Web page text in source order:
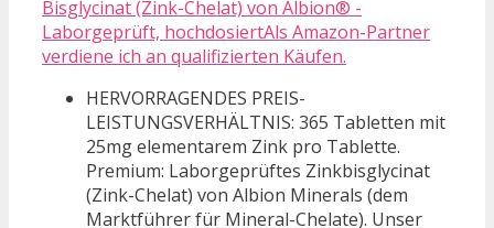
Bisglycinat (Zink-Chelat) von Albion® -
Laborgeprüft, hochdosiertAls Amazon-Partner
verdiene ich an qualifizierten Käufen.
HERVORRAGENDES PREIS-
LEISTUNGSVERHÄLTNIS: 365 Tabletten mit
25mg elementarem Zink pro Tablette.
Premium: Laborgeprüftes Zinkbisglycinat
(Zink-Chelat) von Albion Minerals (dem
Marktführer für Mineral-Chelate). Unser